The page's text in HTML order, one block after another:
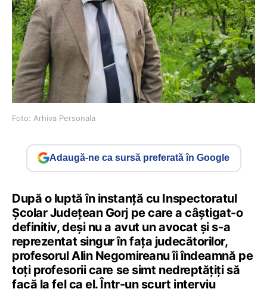
Foto: Arhiva Personala
Adaugă-ne ca sursă preferată în Google
După o luptă în instanță cu Inspectoratul
Școlar Județean Gorj pe care a câștigat-o
definitiv, deși nu a avut un avocat și s-a
reprezentat singur în fața judecătorilor,
profesorul Alin Negomireanu îi îndeamnă pe
toți profesorii care se simt nedreptățiți să
facă la fel ca el. Într-un scurt interviu